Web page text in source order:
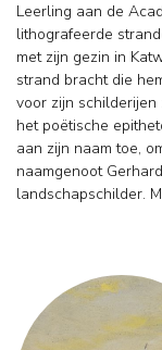
Leerling aan de
lithografeerde strandgezichten. Na 1901
met zijn gezin in
strand bracht die
voor zijn schilderijen zouden
het poëtische
aan zijn naam toe,
naamgenoot